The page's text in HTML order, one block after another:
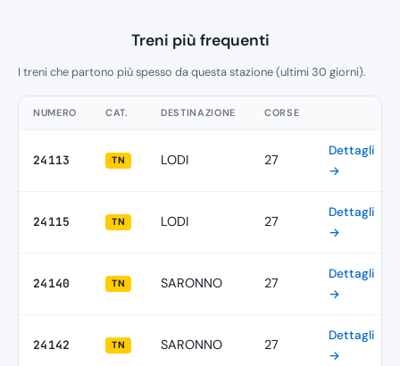
Treni più frequenti
I treni che partono più spesso da questa stazione (ultimi 30 giorni).
NUMERO CAT. DESTINAZIONE CORSE
24113 TN LODI 27
Dettagli
→
24115 TN LODI 27
Dettagli
→
24140 TN SARONNO 27
Dettagli
→
24142 TN SARONNO 27
Dettagli
→